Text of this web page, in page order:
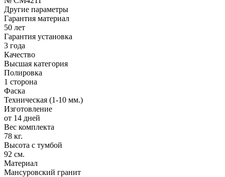
Другие параметры
Гарантия материал
50 лет
Гарантия установка
3 года
Качество
Высшая категория
Полировка
1 сторона
Фаска
Техническая (1-10 мм.)
Изготовление
от 14 дней
Вес комплекта
78 кг.
Высота с тумбой
92 см.
Материал
Мансуровский гранит